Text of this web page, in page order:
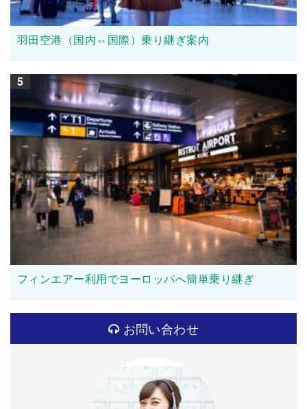
羽田空港（国内⇔国際）乗り継ぎ案内
5
フィンエアー利用でヨーロッパへ簡単乗り継ぎ
お問い合わせ